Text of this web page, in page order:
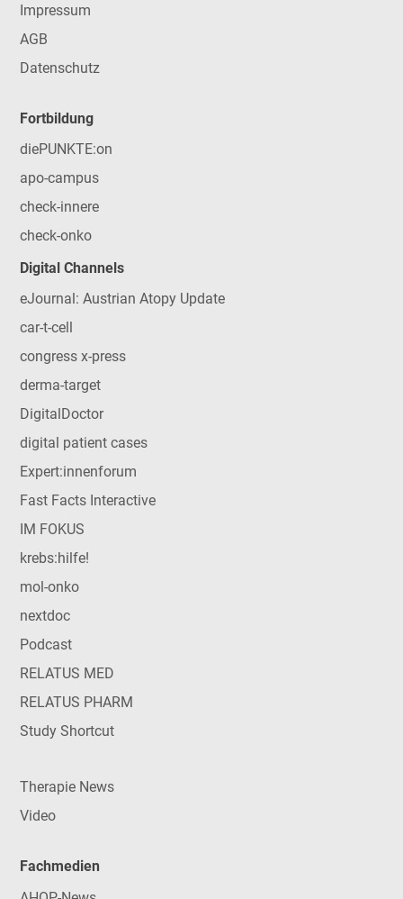
Impressum
AGB
Datenschutz
Fortbildung
diePUNKTE:on
apo-campus
check-innere
check-onko
Digital Channels
eJournal: Austrian Atopy Update
car-t-cell
congress x-press
derma-target
DigitalDoctor
digital patient cases
Expert:innenforum
Fast Facts Interactive
IM FOKUS
krebs:hilfe!
mol-onko
nextdoc
Podcast
RELATUS MED
RELATUS PHARM
Study Shortcut
Therapie News
Video
Fachmedien